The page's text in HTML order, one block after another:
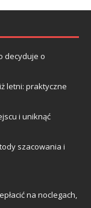
decyduje o
letni: praktyczne
i uniknąć
szacowania i
na noclegach,